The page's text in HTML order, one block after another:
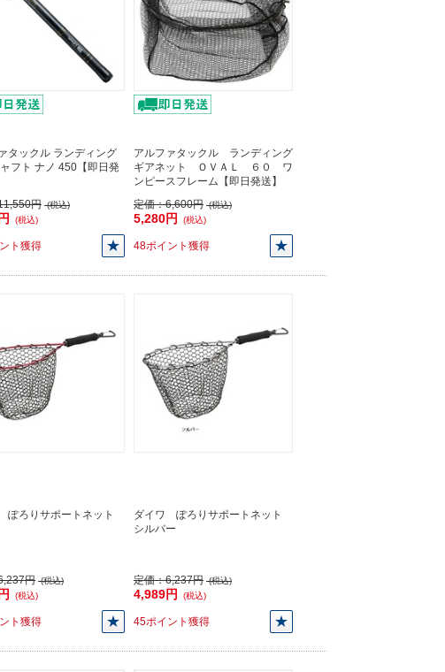
タックル ランディング
フト ナノ 450【即日発
円 (税込)
(税込)
ト獲得
アルファタックル ランディング
ギアネット ＯＶＡＬ ６０ ワ
ンピースフレーム【即日発送】
定価：6,600円 (税込)
5,280円 (税込)
48ポイント獲得
ぽろりサポートネット
円 (税込)
(税込)
ト獲得
ダイワ ぽろりサポートネット
シルバー
定価：6,237円 (税込)
4,989円 (税込)
45ポイント獲得